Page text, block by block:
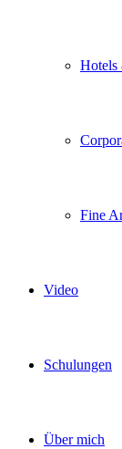
Hotels
Fine
Video
Schulungen
Über mich